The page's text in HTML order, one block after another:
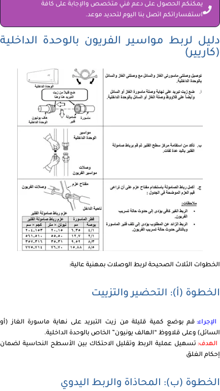
يمكنكم الحصول على دعم فني متخصص والإجابة على كافة
استفساراتكم اتصل بنا اليوم لتحديد موعد.
دليل لربط مواسير الفريون بالوحدة الداخلية
(كاريير)
الخطوات الثلاث الصحيحة لربط الوصلات بمهنية عالية:
الخطوة (أ): التحضير والتزييت
الإجراء: قم بوضع كمية قليلة من زيت التبريد على نهاية ماسورة الغاز (أو
السائل) وعلى قلاووظ “الهالف يونيون” الخاص بالوحدة الداخلية.
الهدف: تسهيل عملية الربط وتقليل الاحتكاك بين الأسطح النحاسية لضمان
إحكام الغلق
الخطوة (ب): المحاذاة والربط اليدوي